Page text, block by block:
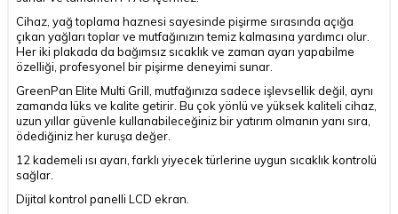
Cihaz, yağ toplama haznesi sayesinde pişirme sırasında açığa
çıkan yağları toplar ve mutfağınızın temiz kalmasına yardımcı olur.
Her iki plakada da bağımsız sıcaklık ve zaman ayarı yapabilme
özelliği, profesyonel bir pişirme deneyimi sunar.
GreenPan Elite Multi Grill, mutfağınıza sadece işlevsellik değil, aynı
zamanda lüks ve kalite getirir. Bu çok yönlü ve yüksek kaliteli cihaz,
uzun yıllar güvenle kullanabileceğiniz bir yatırım olmanın yanı sıra,
ödediğiniz her kuruşa değer.
12 kademeli ısı ayarı, farklı yiyecek türlerine uygun sıcaklık kontrolü
sağlar.
Dijital kontrol panelli LCD ekran.